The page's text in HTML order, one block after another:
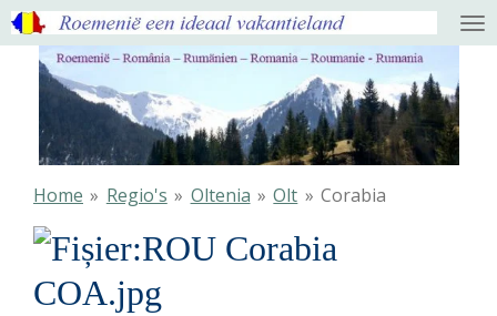
Ga
direct
naar
hoofdinhoud
Home » Regio's » Oltenia » Olt » Corabia